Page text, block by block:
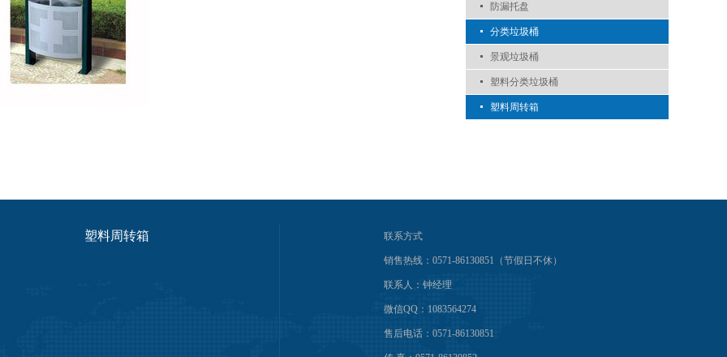
防漏托盘
分类垃圾桶
景观垃圾桶
塑料分类垃圾桶
塑料周转箱
塑料周转箱 联系方式
销售热线：0571-86130851（节假日不休）
联系人：钟经理
微信QQ：1083564274
售后电话：0571-86130851